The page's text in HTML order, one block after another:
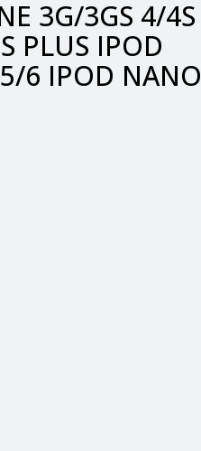
3G/3GS 4/4S
PLUS IPOD
6 IPOD NANO